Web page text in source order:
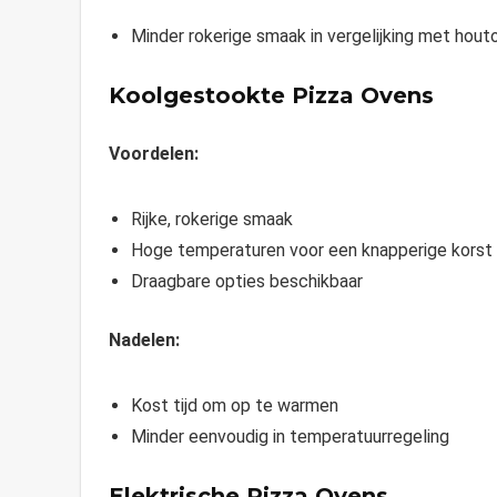
Minder rokerige smaak in vergelijking met
Koolgestookte Pizza Ovens
Voordelen:
Rijke, rokerige smaak
Hoge temperaturen voor een knapperige korst
Draagbare opties beschikbaar
Nadelen:
Kost tijd om op te warmen
Minder eenvoudig in temperatuurregeling